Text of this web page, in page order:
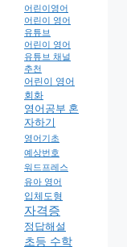
어린이영어
어린이 영어
유튜브
어린이 영어
유튜브 채널
추천
어린이 영어
회화
영어공부 혼
자하기
영어기초
예상번호
워드프레스
유아 영어
입체도형
자격증
정답해설
초등 수학